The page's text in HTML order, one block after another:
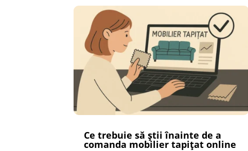
Ce trebuie să știi înainte de a
comanda mobilier tapițat online